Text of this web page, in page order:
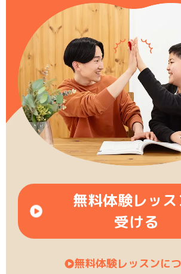
無料体験レッス
受ける
無料体験レッスンに